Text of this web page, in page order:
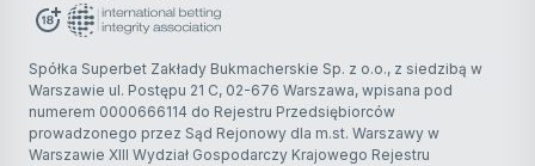
Spółka Superbet Zakłady Bukmacherskie Sp. z o.o., z siedzibą w
Warszawie ul. Postępu 21 C, 02-676 Warszawa, wpisana pod
numerem 0000666114 do Rejestru Przedsiębiorców
prowadzonego przez Sąd Rejonowy dla m.st. Warszawy w
Warszawie XIII Wydział Gospodarczy Krajowego Rejestru